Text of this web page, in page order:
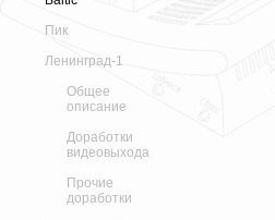
Пик
Ленинград-1
Общее
описание
Доработки
видеовыхода
Прочие
доработки